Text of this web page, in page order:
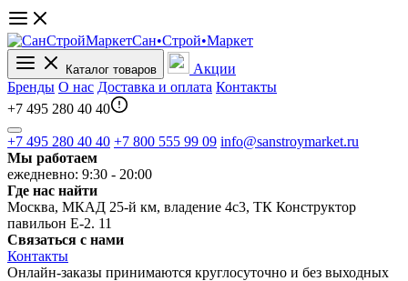
Сан•Строй•Маркет
Каталог товаров
Акции
Бренды О нас Доставка и оплата Контакты
+7 495 280 40 40
+7 495 280 40 40 +7 800 555 99 09 info@sanstroymarket.ru
Мы работаем
ежедневно: 9:30 - 20:00
Где нас найти
Москва, МКАД 25-й км, владение 4с3, ТК Конструктор
павильон Е-2. 11
Связаться с нами
Контакты
Онлайн-заказы принимаются круглосуточно и без выходных